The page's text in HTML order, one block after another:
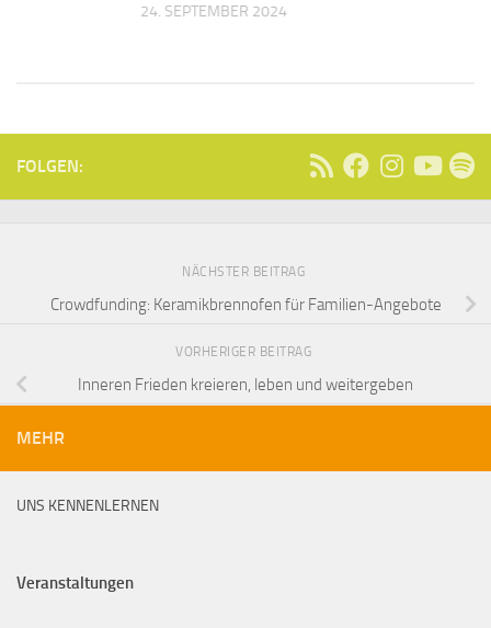
24. SEPTEMBER 2024
FOLGEN:
NÄCHSTER BEITRAG
Crowdfunding: Keramikbrennofen für Familien-Angebote
VORHERIGER BEITRAG
Inneren Frieden kreieren, leben und weitergeben
MEHR
UNS KENNENLERNEN
Veranstaltungen